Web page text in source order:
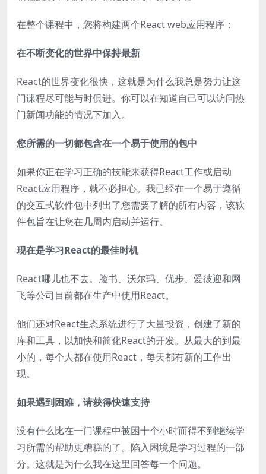
在整个课程中，您将构建两个React web应用程序：
在不断变化的世界中保持最新
React的世界变化很快，这就是为什么我总是努力让这
门课程尽可能与时俱进。你可以在知道自己可以访问热
门新闻功能的情况下加入。
您所需的一切都包含在一个易于使用的包中
如果你正在学习正确的技能来获得React工作或启动
React应用程序，就不必担心。我已经在一个易于遵循
的交互式软件包中列出了您需要了解的所有内容，该软
件包旨在让您在几周内启动并运行。
现在是学习React的最佳时机
React哪儿也不去。脸书、沃尔玛、优步、爱彼迎和网
飞等公司目前都在生产中使用React。
他们还对React生态系统进行了大量投资，创建了新的
库和工具，以加快和简化React的开发。从最大的到最
小的，每个人都在使用React，每天都有新的工作出
现。
如果遇到困难，请获得快速支持
没有什么比在一门课程中被困十个小时而得不到继续学
习所需的帮助更糟糕的了。陷入困境是学习过程的一部
分。这就是为什么我在这里回答每一个问题。